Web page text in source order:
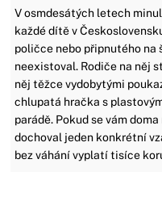
V osmdesátých letech
každé dítě v
poličce nebo připnutého na
neexistoval. Rodiče na něj
něj těžce vydobytými
chlupatá hračka s
parádě. Pokud se vám
dochoval jeden konkrétní
bez váhání vyplatí tisíce